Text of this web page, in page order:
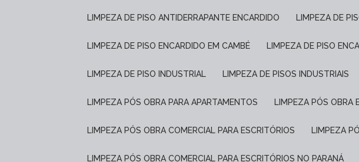
LIMPEZA DE PISO ANTIDERRAPANTE ENCARDIDO LIMPEZA DE
LIMPEZA DE PISO ENCARDIDO EM CAMBÉ LIMPEZA DE PISO
LIMPEZA DE PISO INDUSTRIAL LIMPEZA DE PISOS INDUSTRIAIS
LIMPEZA PÓS OBRA PARA APARTAMENTOS LIMPEZA PÓS OBRA
LIMPEZA PÓS OBRA COMERCIAL PARA ESCRITÓRIOS LIMPEZA
LIMPEZA PÓS OBRA COMERCIAL PARA ESCRITÓRIOS NO PARANÁ